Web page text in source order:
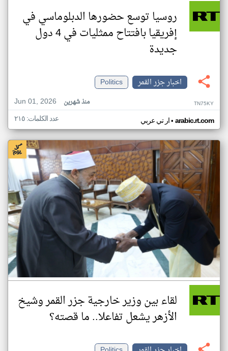
روسيا توسع حضورها الدبلوماسي في
إفريقيا بافتتاح ممثليات في 4 دول
جديدة
اخبار جزر القمر
Politics
Jun 01, 2026
منذ شهرين TN75KY
ار تي عربي• arabic.rt.com عدد الكلمات: ٢١٥
لقاء بين وزير خارجية جزر القمر وشيخ
الأزهر يشعل تفاعلا.. ما قصته؟